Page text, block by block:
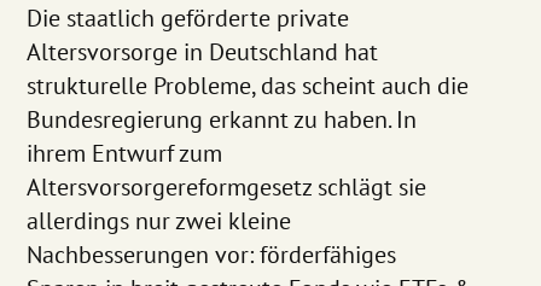
Die staatlich geförderte private
Altersvorsorge in Deutschland hat
strukturelle Probleme, das scheint auch die
Bundesregierung erkannt zu haben. In
ihrem Entwurf zum
Altersvorsorgereformgesetz schlägt sie
allerdings nur zwei kleine
Nachbesserungen vor: förderfähiges